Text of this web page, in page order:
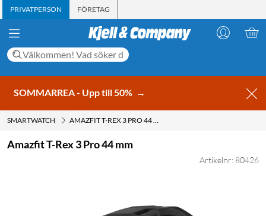
PRIVATPERSON FÖRETAG
SOMMARREA - Upp till 50% →
SMARTWATCH AMAZFIT T-REX 3 PRO 44 MM
Amazfit T-Rex 3 Pro 44 mm
Artikelnr: 80426